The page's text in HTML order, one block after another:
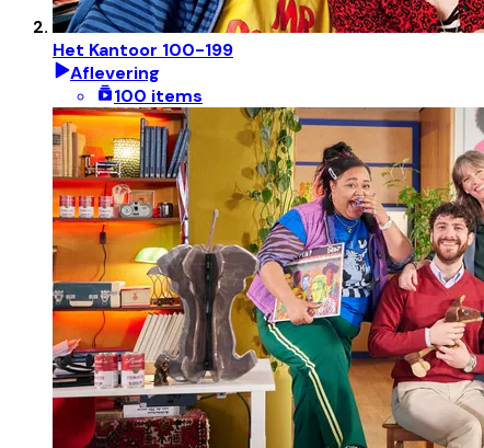
Het Kantoor 100-199
Aflevering
100 items